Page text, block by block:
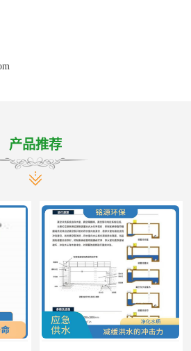
产品推荐